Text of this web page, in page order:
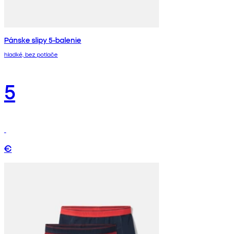
Pánske slipy 5-balenie
hladké, bez potlače
5
€